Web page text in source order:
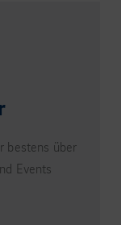
bestens über
Events